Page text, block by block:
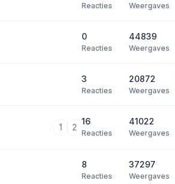
Reacties Weergaves
0
Reacties
44839
Weergaves
3
Reacties
20872
Weergaves
1 2
16
Reacties
41022
Weergaves
8
Reacties
37297
Weergaves